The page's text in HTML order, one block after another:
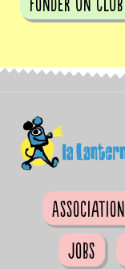
Association
Jobs